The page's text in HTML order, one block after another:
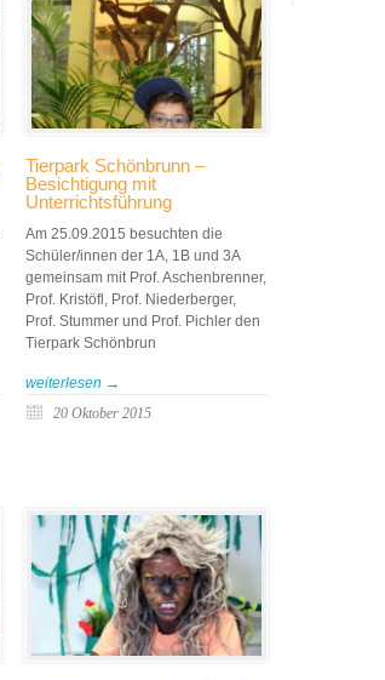
Tierpark Schönbrunn –
Besichtigung mit
Unterrichtsführung
Am 25.09.2015 besuchten die
Schüler/innen der 1A, 1B und 3A
gemeinsam mit Prof. Aschenbrenner,
Prof. Kristöfl, Prof. Niederberger,
Prof. Stummer und Prof. Pichler den
Tierpark Schönbrun
weiterlesen →
20 Oktober 2015